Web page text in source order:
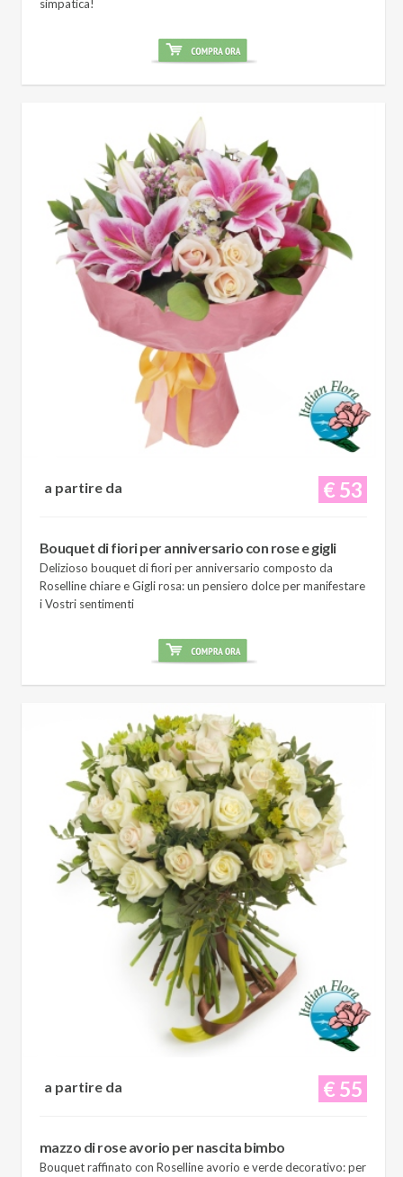
simpatica!
€ 53
a partire da
Bouquet di fiori per anniversario con rose e gigli
Delizioso bouquet di fiori per anniversario composto da
Roselline chiare e Gigli rosa: un pensiero dolce per manifestare
i Vostri sentimenti
€ 55
a partire da
mazzo di rose avorio per nascita bimbo
Bouquet raffinato con Roselline avorio e verde decorativo: per